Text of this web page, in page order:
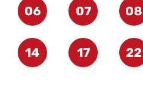
06 07 08
14 17 22